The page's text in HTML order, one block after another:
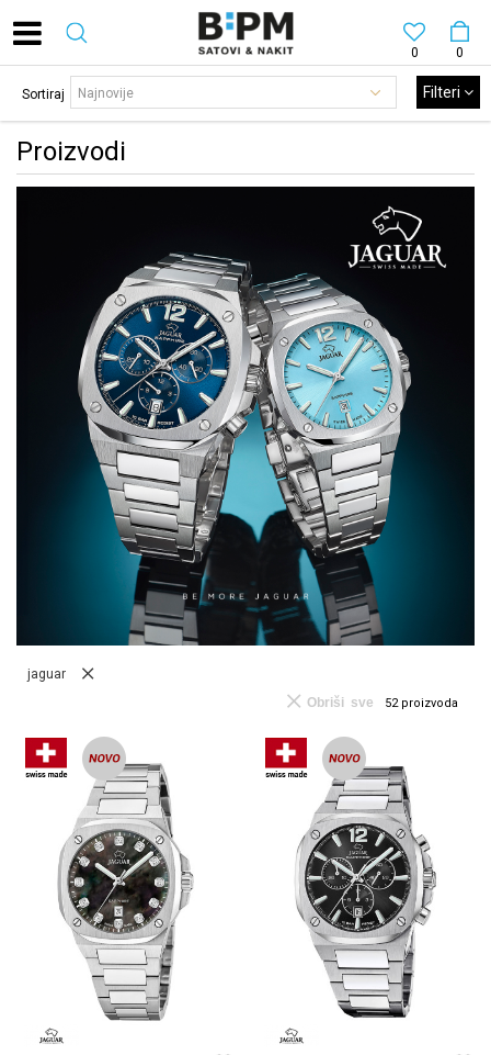
0
0
Proizvodi
Sortiraj Filteri
jaguar
52proizvoda
Obriši sve